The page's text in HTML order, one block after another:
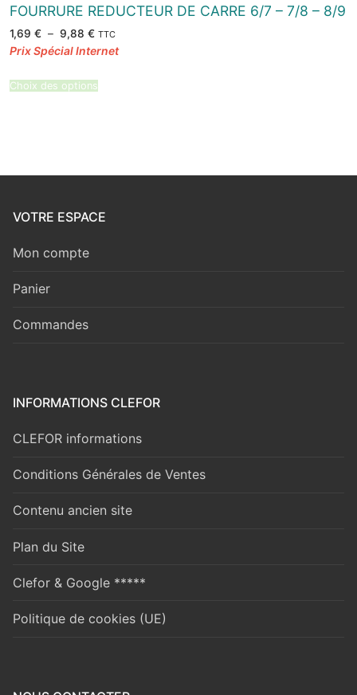
FOURRURE REDUCTEUR DE CARRE 6/7 – 7/8 – 8/9
1,69 € – 9,88 €Plage
prix :
9,88 €
TTC
Choix des options
VOTRE ESPACE
Mon compte
Panier
Commandes
INFORMATIONS CLEFOR
CLEFOR informations
Conditions Générales de Ventes
Contenu ancien site
Plan du Site
Clefor & Google *****
Politique de cookies (UE)